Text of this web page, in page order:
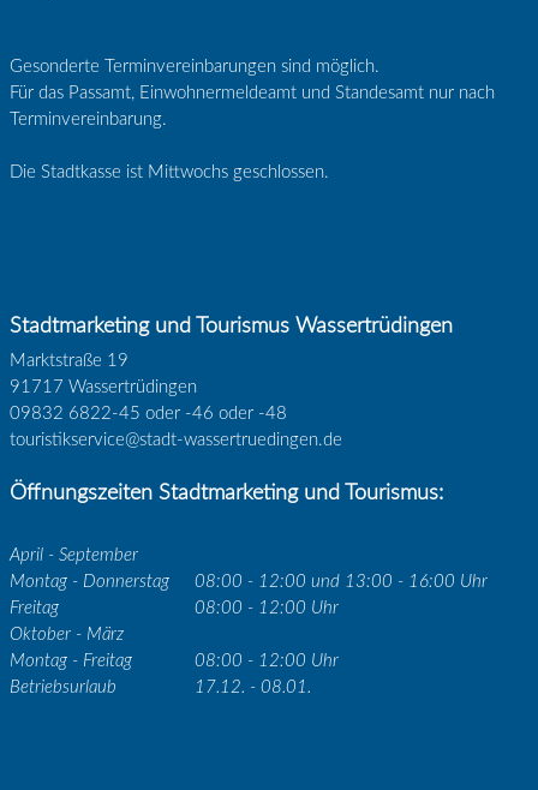
Gesonderte Terminvereinbarungen sind möglich.
Für das Passamt, Einwohnermeldeamt und Standesamt nur nach
Terminvereinbarung.
Die Stadtkasse ist Mittwochs geschlossen.
Stadtmarketing und Tourismus Wassertrüdingen
Marktstraße 19
91717 Wassertrüdingen
09832 6822-45 oder -46 oder -48
touristikservice@stadt-wassertruedingen.de
Öffnungszeiten Stadtmarketing und Tourismus:
April - September
Montag - Donnerstag
08:00 - 12:00 und 13:00 - 16:00 Uhr
Freitag
08:00 - 12:00 Uhr
Oktober - März
Montag - Freitag
08:00 - 12:00 Uhr
Betriebsurlaub
17.12. - 08.01.